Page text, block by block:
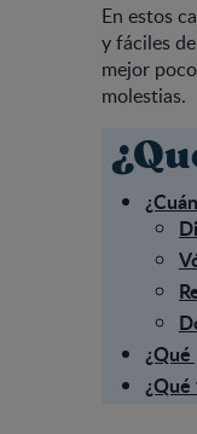
En estos
y fáciles
mejor
molestias.